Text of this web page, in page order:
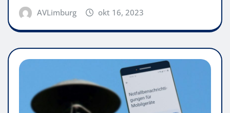
AVLimburg okt 16, 2023